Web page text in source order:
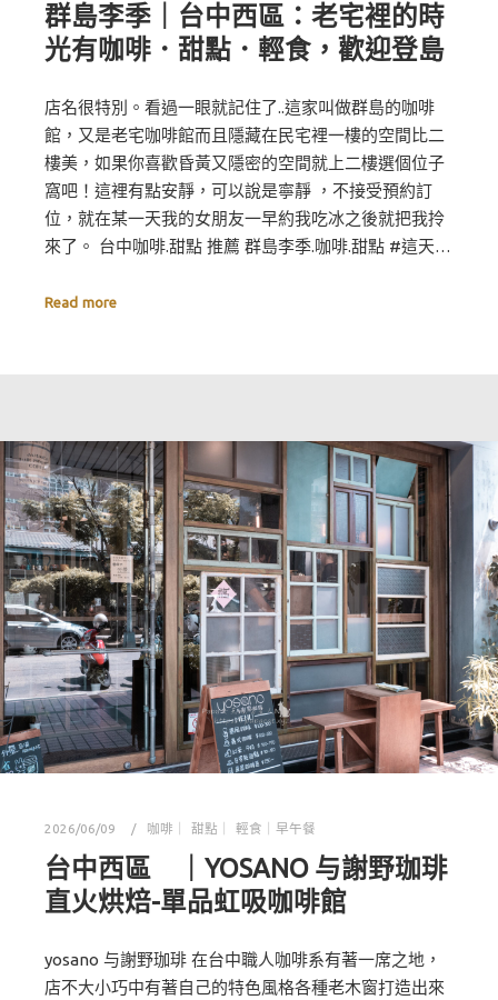
群島李季｜台中西區：老宅裡的時
光有咖啡．甜點．輕食，歡迎登島
店名很特別。看過一眼就記住了..這家叫做群島的咖啡
館，又是老宅咖啡館而且隱藏在民宅裡一樓的空間比二
樓美，如果你喜歡昏黃又隱密的空間就上二樓選個位子
窩吧！這裡有點安靜，可以說是寧靜 ，不接受預約訂
位，就在某一天我的女朋友一早約我吃冰之後就把我拎
來了。 台中咖啡.甜點 推薦 群島李季.咖啡.甜點 #這天…
Read more
2026/06/09 咖啡｜ 甜點｜ 輕食｜早午餐
台中西區 ｜YOSANO 与謝野珈琲
直火烘焙-單品虹吸咖啡館
yosano 与謝野珈琲 在台中職人咖啡系有著一席之地，
店不大小巧中有著自己的特色風格各種老木窗打造出來